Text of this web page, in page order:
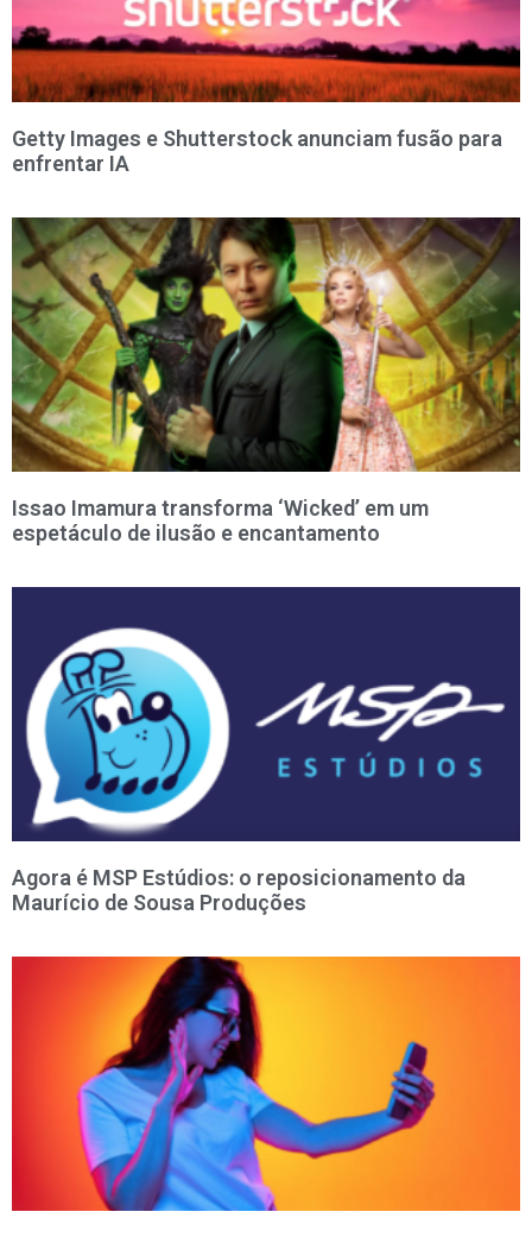
Getty Images e Shutterstock anunciam fusão para
enfrentar IA
Issao Imamura transforma ‘Wicked’ em um
espetáculo de ilusão e encantamento
Agora é MSP Estúdios: o reposicionamento da
Maurício de Sousa Produções